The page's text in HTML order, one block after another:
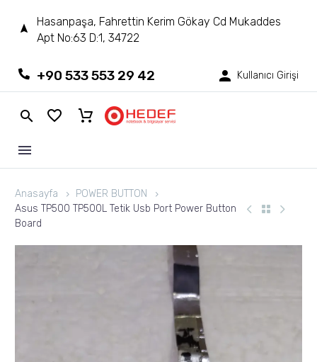
Hasanpaşa, Fahrettin Kerim Gökay Cd Mukaddes
Apt No:63 D:1, 34722
+90 533 553 29 42 Kullanıcı Girişi
Anasayfa
POWER BUTTON
Asus TP500 TP500L Tetik Usb Port Power Button
Board